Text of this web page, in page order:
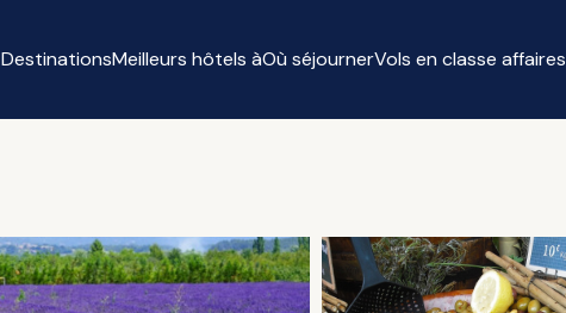
DestinationsMeilleurs hôtels àOù séjournerVols en classe affaires